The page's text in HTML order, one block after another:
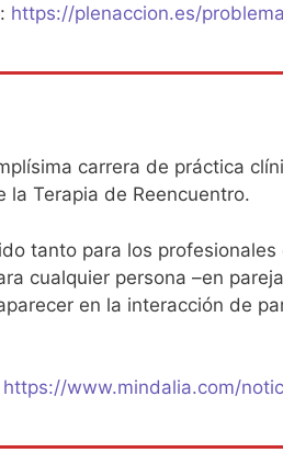
: https://plenaccion.es/
carrera de práctica
la Terapia de Reencuentro.
tanto para los
cualquier persona –en
en la interacción de
https://www.mindalia.com/